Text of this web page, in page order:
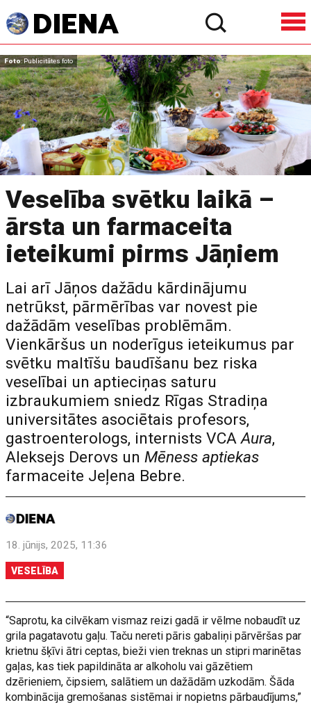
Foto: Publicitātes foto
Veselība svētku laikā –
ārsta un farmaceita
ieteikumi pirms Jāņiem
Lai arī Jāņos dažādu kārdinājumu
netrūkst, pārmērības var novest pie
dažādām veselības problēmām.
Vienkāršus un noderīgus ieteikumus par
svētku maltīšu baudīšanu bez riska
veselībai un aptieciņas saturu
izbraukumiem sniedz Rīgas Stradiņa
universitātes asociētais profesors,
gastroenterologs, internists VCAAura,
Aleksejs Derovs unMēness aptiekas
farmaceite Jeļena Bebre.
18. jūnijs, 2025, 11:36
VESELĪBA
“Saprotu, ka cilvēkam vismaz reizi gadā ir vēlme nobaudīt uz
grila pagatavotu gaļu. Taču nereti pāris gabaliņi pārvēršas par
krietnu šķīvi ātri ceptas, bieži vien treknas un stipri marinētas
gaļas, kas tiek papildināta ar alkoholu vai gāzētiem
dzērieniem, čipsiem, salātiem un dažādām uzkodām. Šāda
kombinācija gremošanas sistēmai ir nopietns pārbaudījums,”